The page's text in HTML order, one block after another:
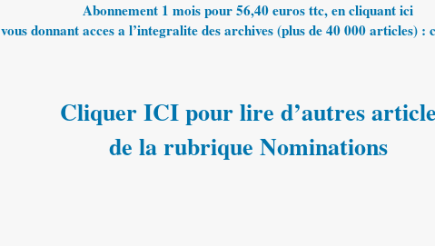
Abonnement 1 mois pour 56,40 euros ttc, en cliquant ici
vous donnant acces a l’integralite des archives (plus de 40 000 articles) :
Cliquer ICI pour lire d’autres article
de la rubrique Nominations